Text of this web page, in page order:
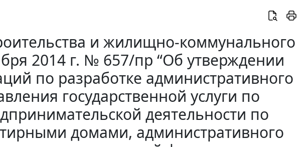
и жилищно-коммунального
2014 г. № 657/пр “Об утверждении
по разработке административного
государственной услуги по
деятельности по
домами, административного